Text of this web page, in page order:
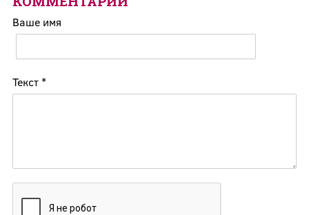
Ваше имя
Текст *